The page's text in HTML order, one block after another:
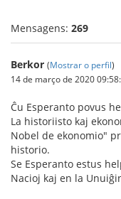
Mensagens: 269
Berkor (Mostrar o perfil)
14 de março de 2020
Ĉu Esperanto povus
La historiisto kaj
Nobel de ekonomio"
historio.
Se Esperanto estus
Nacioj kaj en la